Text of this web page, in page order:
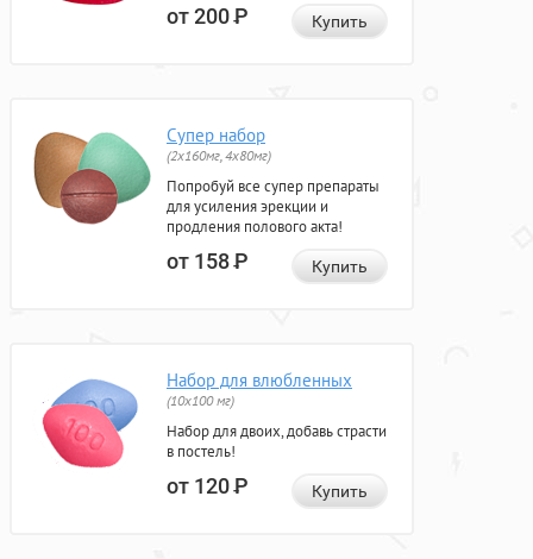
от 200Р Купить
Супер набор
(2х160мг, 4х80мг)
Попробуй все супер препараты
для усиления эрекции и
продления полового акта!
от 158Р Купить
Набор для влюбленных
(10х100 мг)
Набор для двоих, добавь страсти
в постель!
от 120Р Купить